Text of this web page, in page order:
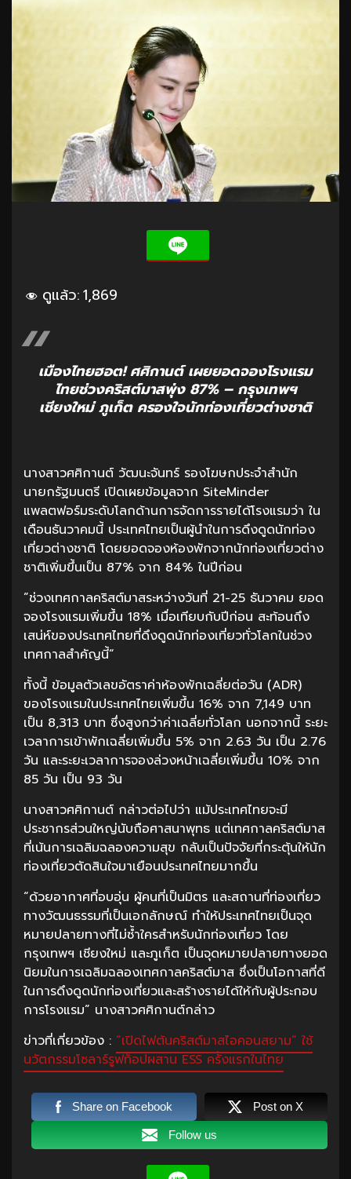
ดูแล้ว:1,869
เมืองไทยฮอต! ศศิกานต์ เผยยอดจองโรงแรม
ไทยช่วงคริสต์มาสพุ่ง 87% – กรุงเทพฯ
เชียงใหม่ ภูเก็ต ครองใจนักท่องเที่ยวต่างชาติ
นางสาวศศิกานต์ วัฒนะจันทร์ รองโฆษกประจำสำนัก
นายกรัฐมนตรี เปิดเผยข้อมูลจาก SiteMinder
แพลตฟอร์มระดับโลกด้านการจัดการรายได้โรงแรมว่า ใน
เดือนธันวาคมนี้ ประเทศไทยเป็นผู้นำในการดึงดูดนักท่อง
เที่ยวต่างชาติ โดยยอดจองห้องพักจากนักท่องเที่ยวต่าง
ชาติเพิ่มขึ้นเป็น 87% จาก 84% ในปีก่อน
”ช่วงเทศกาลคริสต์มาสระหว่างวันที่ 21-25 ธันวาคม ยอด
จองโรงแรมเพิ่มขึ้น 18% เมื่อเทียบกับปีก่อน สะท้อนถึง
เสน่ห์ของประเทศไทยที่ดึงดูดนักท่องเที่ยวทั่วโลกในช่วง
เทศกาลสำคัญนี้“
ทั้งนี้ ข้อมูลตัวเลขอัตราค่าห้องพักเฉลี่ยต่อวัน (ADR)
ของโรงแรมในประเทศไทยเพิ่มขึ้น 16% จาก 7,149 บาท
เป็น 8,313 บาท ซึ่งสูงกว่าค่าเฉลี่ยทั่วโลก นอกจากนี้ ระยะ
เวลาการเข้าพักเฉลี่ยเพิ่มขึ้น 5% จาก 2.63 วัน เป็น 2.76
วัน และระยะเวลาการจองล่วงหน้าเฉลี่ยเพิ่มขึ้น 10% จาก
85 วัน เป็น 93 วัน
นางสาวศศิกานต์ กล่าวต่อไปว่า แม้ประเทศไทยจะมี
ประชากรส่วนใหญ่นับถือศาสนาพุทธ แต่เทศกาลคริสต์มาส
ที่เน้นการเฉลิมฉลองความสุข กลับเป็นปัจจัยที่กระตุ้นให้นัก
ท่องเที่ยวตัดสินใจมาเยือนประเทศไทยมากขึ้น
“ด้วยอากาศที่อบอุ่น ผู้คนที่เป็นมิตร และสถานที่ท่องเที่ยว
ทางวัฒนธรรมที่เป็นเอกลักษณ์ ทำให้ประเทศไทยเป็นจุด
หมายปลายทางที่ไม่ซ้ำใครสำหรับนักท่องเที่ยว โดย
กรุงเทพฯ เชียงใหม่ และภูเก็ต เป็นจุดหมายปลายทางยอด
นิยมในการเฉลิมฉลองเทศกาลคริสต์มาส ซึ่งเป็นโอกาสที่ดี
ในการดึงดูดนักท่องเที่ยวและสร้างรายได้ให้กับผู้ประกอบ
การโรงแรม” นางสาวศศิกานต์กล่าว
ข่าวที่เกี่ยวข้อง : “เปิดไฟต้นคริสต์มาสไอคอนสยาม” ใช้
นวัตกรรมโซลาร์รูฟท็อปผสาน ESS ครั้งแรกในไทย
Share on Facebook Post on X
Follow us